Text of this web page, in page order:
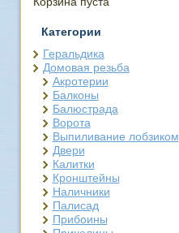
Категории
Геральдика
Домовая резьба
Акротерии
Балконы
Балюстрада
Ворота
Выпиливание лобзиком
Двери
Калитки
Кронштейны
Наличники
Палисад
Прибоины